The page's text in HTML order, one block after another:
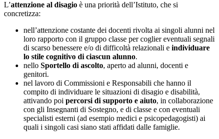
L’attenzione al disagio è una priorità dell’Istituto, che si
concretizza:
nell’attenzione costante dei docenti rivolta ai singoli alunni nel
loro rapporto con il gruppo classe per coglier eventuali segnali
di scarso benessere e/o di difficoltà relazionali e individuare
lo stile cognitivo di ciascun alunno.
nello Sportello di ascolto, aperto ad alunni, docenti e
genitori.
nel lavoro di Commissioni e Responsabili che hanno il
compito di individuare le situazioni di disagio e disabilità,
attivando poi percorsi di supporto e aiuto, in collaborazione
con gli Insegnanti di Sostegno, e di classe e con eventuali
specialisti esterni (ad esempio medici e psicopedagogisti) ai
quali i singoli casi siano stati affidati dalle famiglie.